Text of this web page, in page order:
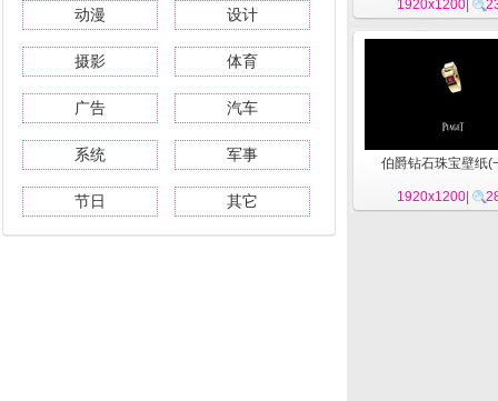
动漫 设计
摄影 体育
广告 汽车
系统 军事
节日 其它
1920x1200
伯爵钻石珠宝壁纸(
1920x1200